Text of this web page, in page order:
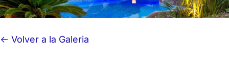
<- Volver a la Galeria